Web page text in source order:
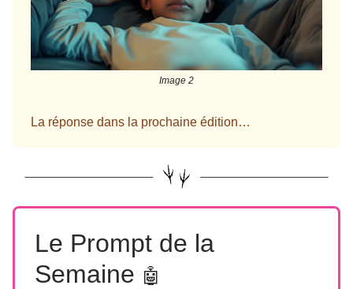
Image 2
La réponse dans la prochaine édition…
Le Prompt de la
Semaine 🤖